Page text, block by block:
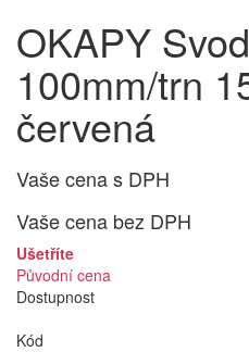
OKAPY
100mm/trn
červená
Vaše cena s DPH
Vaše cena bez DPH
Ušetříte
Původní cena
Dostupnost
Kód